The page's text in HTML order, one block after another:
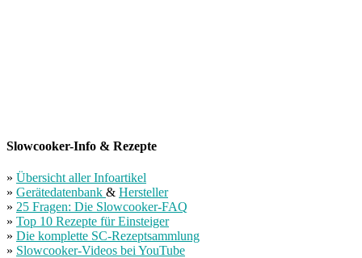
Slowcooker-Info & Rezepte
» Übersicht aller Infoartikel
» Gerätedatenbank & Hersteller
» 25 Fragen: Die Slowcooker-FAQ
» Top 10 Rezepte für Einsteiger
» Die komplette SC-Rezeptsammlung
» Slowcooker-Videos bei YouTube